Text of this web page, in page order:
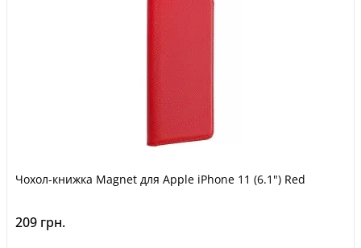
Чохол-книжка Magnet для Apple iPhone 11 (6.1") Red
209 грн.